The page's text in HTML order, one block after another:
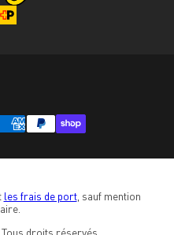
les frais de port, sauf mention
droits réservés.